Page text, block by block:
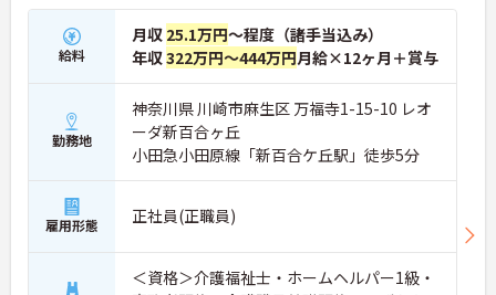
給料
月収 25.1万円～程度（諸手当込み）
年収322万円～444万円月給×12ヶ月＋賞与
勤務地
神奈川県 川崎市麻生区 万福寺1-15-10 レオ
ーダ新百合ヶ丘
小田急小田原線「新百合ケ丘駅」徒歩5分
雇用形態 正社員(正職員)
＜資格＞介護福祉士・ホームヘルパー1級・